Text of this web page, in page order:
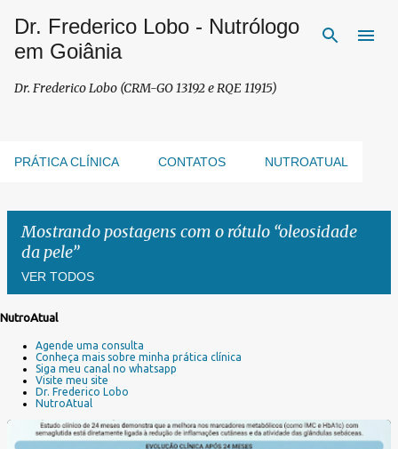
Pular para o conteúdo principal
Dr. Frederico Lobo - Nutrólogo
em Goiânia
Dr. Frederico Lobo (CRM-GO 13192 e RQE 11915)
PRÁTICA CLÍNICA CONTATOS NUTROATUAL
Mostrando postagens com o rótulo oleosidade
da pele
VER TODOS
g
NutroAtual
Agende uma consulta
Conheça mais sobre minha prática clínica
Siga meu canal no whatsapp
Visite meu site
Dr. Frederico Lobo
NutroAtual